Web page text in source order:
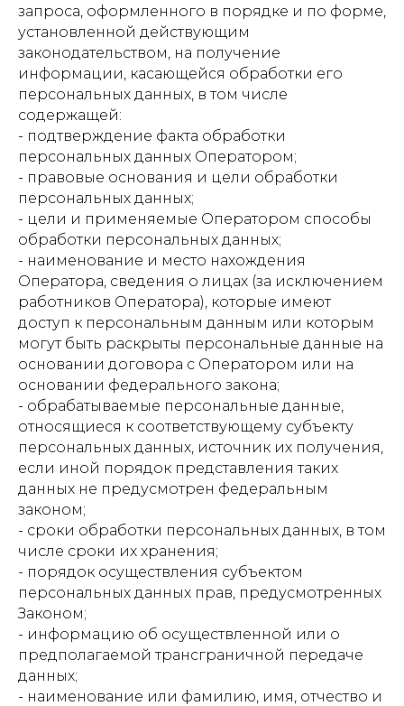
запроса, оформленного в порядке и по форме,
установленной действующим
законодательством, на получение
информации, касающейся обработки его
персональных данных, в том числе
содержащей:
- подтверждение факта обработки
персональных данных Оператором;
- правовые основания и цели обработки
персональных данных;
- цели и применяемые Оператором способы
обработки персональных данных;
- наименование и место нахождения
Оператора, сведения о лицах (за исключением
работников Оператора), которые имеют
доступ к персональным данным или которым
могут быть раскрыты персональные данные на
основании договора с Оператором или на
основании федерального закона;
- обрабатываемые персональные данные,
относящиеся к соответствующему субъекту
персональных данных, источник их получения,
если иной порядок представления таких
данных не предусмотрен федеральным
законом;
- сроки обработки персональных данных, в том
числе сроки их хранения;
- порядок осуществления субъектом
персональных данных прав, предусмотренных
Законом;
- информацию об осуществленной или о
предполагаемой трансграничной передаче
данных;
- наименование или фамилию, имя, отчество и